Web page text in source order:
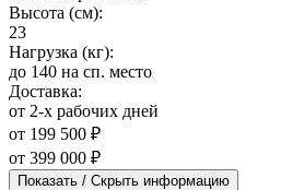
Высота (см):
23
Нагрузка (кг):
до 140 на сп. место
Доставка:
от 2-х рабочих дней
от 199 500 ₽
от 399 000 ₽
Показать / Скрыть информацию